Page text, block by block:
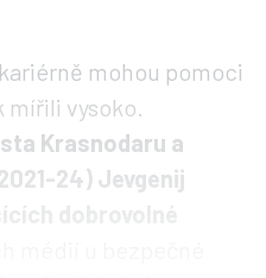
mohou pomoci
mířili vysoko.
Krasnodaru a
24) Jevgenij